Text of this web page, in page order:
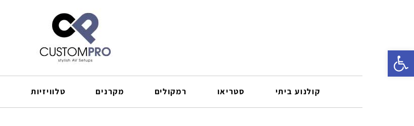
קולנוע ביתי סטריאו רמקולים מקרנים טלוויזיות
פתח סרגל נגישות